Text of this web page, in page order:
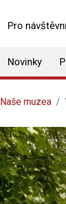
Pro
Novinky
Naše muzea